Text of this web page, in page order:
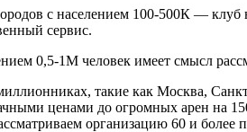
с населением 100-500К — клуб
сервис.
0,5-1М человек имеет смысл
такие как Москва,
ценами до огромных арен на
организацию 60 и более